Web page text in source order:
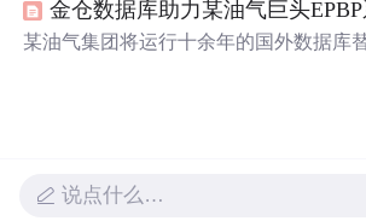
发接近了，增强了面对困难的自信...
某油气集团将运行十余年的国外数据库
说点什么…